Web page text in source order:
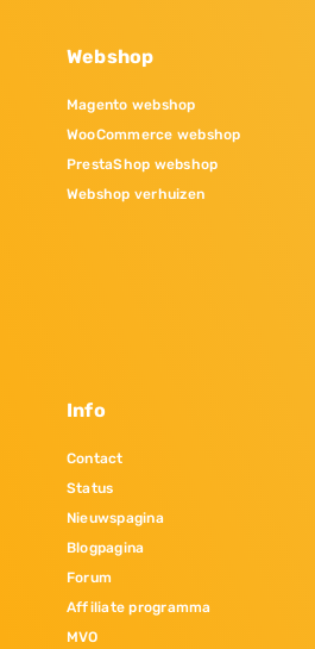
Webshop
Magento webshop
WooCommerce webshop
PrestaShop webshop
Webshop verhuizen
Info
Contact
Status
Nieuwspagina
Blogpagina
Forum
Affiliate programma
MVO